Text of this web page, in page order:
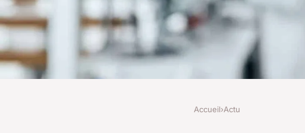
Accueil›Actu